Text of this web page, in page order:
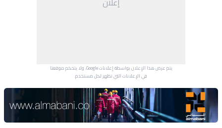
يتم عرض هذا الإعلان بواسطة إعلانات Google، ولا يتحكم موقعنا
في الإعلانات التي تظهر لكل مستخدم.
Advertisement Section